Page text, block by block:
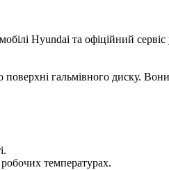
гальмівного диску.
температурах.